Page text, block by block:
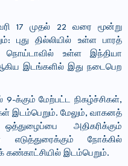
17 முதல் 22 வரை மூன்று
புது தில்லியில் உள்ள பாரத்
நொய்டாவில் உள்ள இந்தியா
இடங்களில் இது நடைபெற
க்கும் மேற்பட்ட நிகழ்ச்சிகள்,
இடம்பெறும். மேலும், வாகனத்
அதிகரிக்கும்
எடுத்துரைக்கும் நோக்கில்
கண்காட்சியில் இடம்பெறும்.